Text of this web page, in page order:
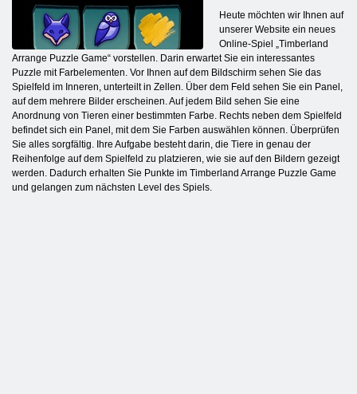
Heute möchten wir Ihnen auf
unserer Website ein neues
Online-Spiel „Timberland
Arrange Puzzle Game“ vorstellen. Darin erwartet Sie ein interessantes
Puzzle mit Farbelementen. Vor Ihnen auf dem Bildschirm sehen Sie das
Spielfeld im Inneren, unterteilt in Zellen. Über dem Feld sehen Sie ein Panel,
auf dem mehrere Bilder erscheinen. Auf jedem Bild sehen Sie eine
Anordnung von Tieren einer bestimmten Farbe. Rechts neben dem Spielfeld
befindet sich ein Panel, mit dem Sie Farben auswählen können. Überprüfen
Sie alles sorgfältig. Ihre Aufgabe besteht darin, die Tiere in genau der
Reihenfolge auf dem Spielfeld zu platzieren, wie sie auf den Bildern gezeigt
werden. Dadurch erhalten Sie Punkte im Timberland Arrange Puzzle Game
und gelangen zum nächsten Level des Spiels.